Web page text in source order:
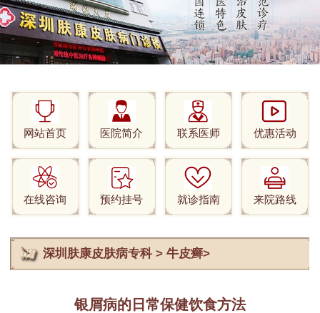
网站首页 医院简介 联系医师 优惠活动
在线咨询 预约挂号 就诊指南 来院路线
深圳肤康皮肤病专科>牛皮癣>
银屑病的日常保健饮食方法